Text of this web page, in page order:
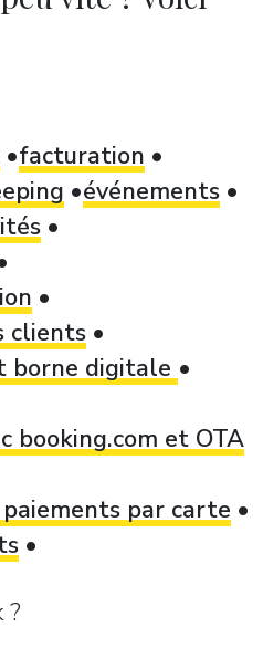
facturation
événements
clients
borne digitale
booking.com et OTA
par carte
?